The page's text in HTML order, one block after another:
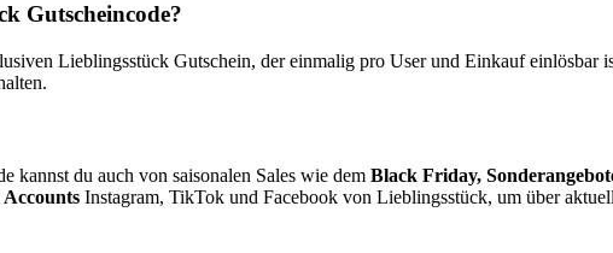
Gutscheincode?
Lieblingsstück Gutschein, der einmalig pro User und Einkauf
kannst du auch von saisonalen Sales wie dem Black Friday,
Instagram, TikTok und Facebook von Lieblingsstück, um über